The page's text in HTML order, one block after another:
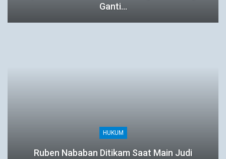
Ganti…
HUKUM
Ruben Nababan Ditikam Saat Main Judi